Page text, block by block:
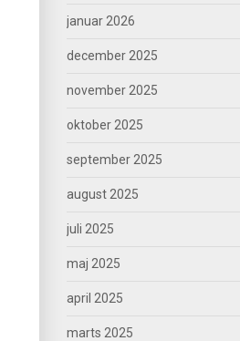
januar 2026
december 2025
november 2025
oktober 2025
september 2025
august 2025
juli 2025
maj 2025
april 2025
marts 2025